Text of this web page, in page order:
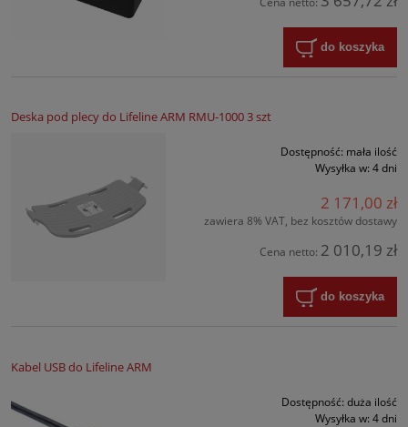
do koszyka
Deska pod plecy do Lifeline ARM RMU-1000 3 szt
Dostępność: mała ilość
Wysyłka w: 4 dni
2 171,00 zł
zawiera 8% VAT, bez kosztów dostawy
Cena netto: 2 010,19 zł
do koszyka
Kabel USB do Lifeline ARM
Dostępność: duża ilość
Wysyłka w: 4 dni